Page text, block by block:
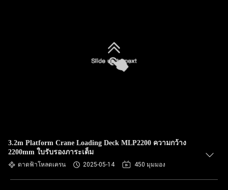
3.2m Platform Crane Loading Deck MLP2200 ความกว้าง
2200mm ใบรับรองภาระเต็ม
ดาดฟ้าโหลดเครน 2025-05-14 450 มุมมอง